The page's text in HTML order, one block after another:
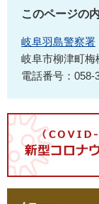
このページの
岐阜羽島警察署
岐阜市柳津町梅
電話番号：058-